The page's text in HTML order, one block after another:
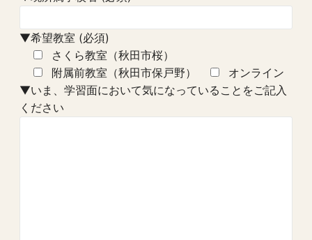
▼希望教室 (必須)
さくら教室（秋田市桜）
附属前教室（秋田市保戸野）
オンライン
▼いま、学習面において気になっていることをご記入
ください